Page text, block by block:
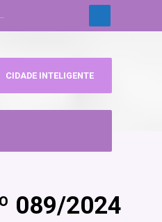
CIDADE INTELIGENTE
089/2024